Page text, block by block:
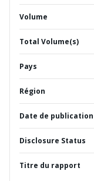
Volume
Total Volume(s)
Pays
Région
Date de publication
Disclosure Status
Titre du rapport